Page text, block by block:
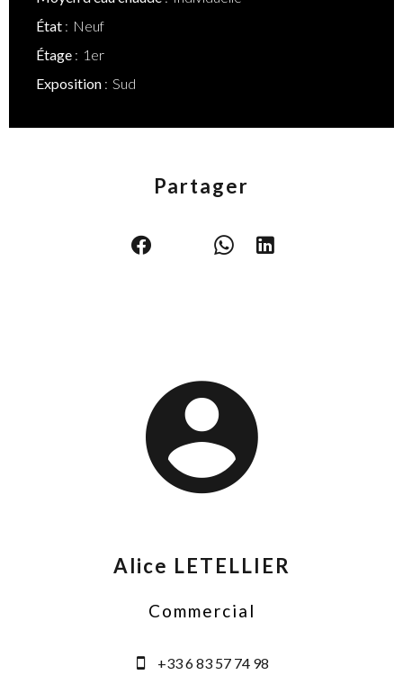
État
Neuf
Étage
1er
Exposition
Sud
Partager
Alice LETELLIER
Commercial
+33 6 83 57 74 98